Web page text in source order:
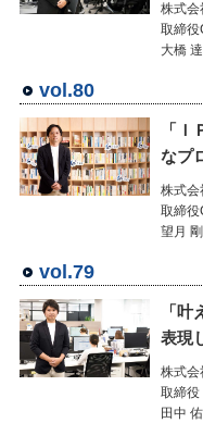
株式会
取締役
大橋
vol.80
「
なプ
株式会
取締役
望月 剛
vol.79
「
表現
株式会
取締役
田中